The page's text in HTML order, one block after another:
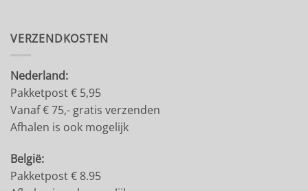
VERZENDKOSTEN
Nederland:
Pakketpost € 5,95
Vanaf € 75,- gratis verzenden
Afhalen is ook mogelijk
België:
Pakketpost € 8.95